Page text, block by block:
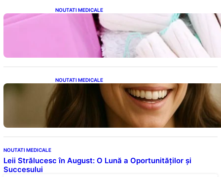
NOUTATI MEDICALE
Tampoanele menstruale: O analiză profundă
a riscurilor legate de metale toxice
NOUTATI MEDICALE
Ceaiul – Băutura care protejează inima:
Descoperiri recente despre beneficiile
consumului zilnic
NOUTATI MEDICALE
Leii Strălucesc în August: O Lună a Oportunităților și
Succesului